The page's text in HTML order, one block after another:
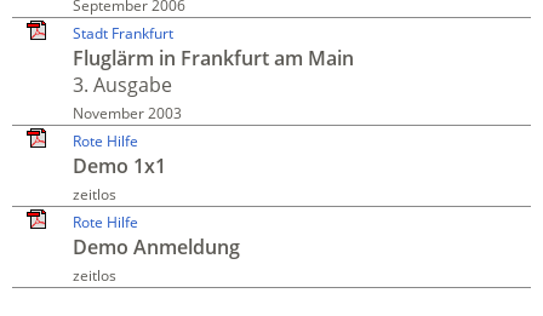
September 2006
Stadt Frankfurt
Fluglärm in Frankfurt am Main
3. Ausgabe
November 2003
Rote Hilfe
Demo 1x1
zeitlos
Rote Hilfe
Demo Anmeldung
zeitlos